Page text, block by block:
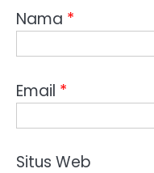
Nama *
Email *
Situs Web